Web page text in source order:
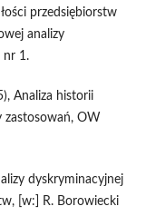
przedsiębiorstw
analizy
nr 1.
Analiza historii
zastosowań, OW
dyskryminacyjnej
[w:] R. Borowiecki